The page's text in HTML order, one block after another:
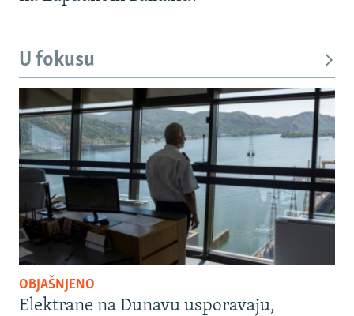
U fokusu
OBJAŠNJENO
Elektrane na Dunavu usporavaju,